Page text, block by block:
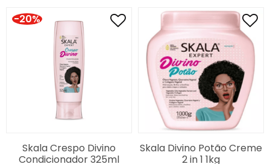
Colágeno Vegetal: Rico em aminoácidos,
promove a hidratação, proteína vegetal.
-20%
Skala Crespo Divino
Condicionador 325ml
Skala Divino Potão Creme
2 in 1 1kg